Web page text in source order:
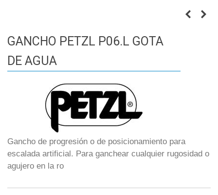
GANCHO PETZL P06.L GOTA
DE AGUA
Gancho de progresión o de posicionamiento para
escalada artificial. Para ganchear cualquier rugosidad o
agujero en la ro